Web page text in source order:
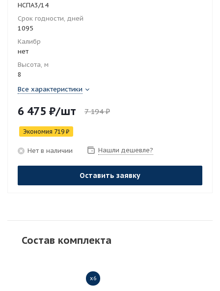
НСПА3/14
Срок годности, дней
1095
Калибр
нет
Высота, м
8
Все характеристики
6 475 ₽/шт 7 194₽
Экономия 719 ₽
Нет в наличии Нашли дешевле?
Оставить заявку
Состав комплекта
x6